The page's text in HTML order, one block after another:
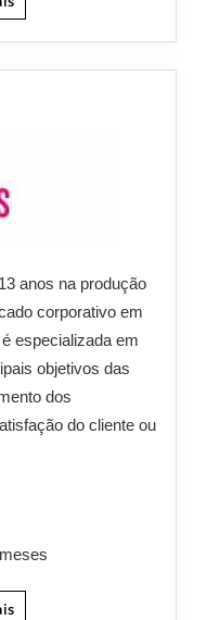
anos na produção
corporativo em
especializada em
objetivos das
dos
do cliente ou